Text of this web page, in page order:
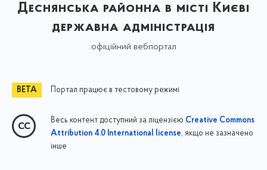
Деснянська районна в місті Києві
державна адміністрація
офіційний вебпортал
Портал працює в тестовому режимі
Весь контент доступний за ліцензією Creative Commons
Attribution 4.0 International license, якщо не зазначено
інше